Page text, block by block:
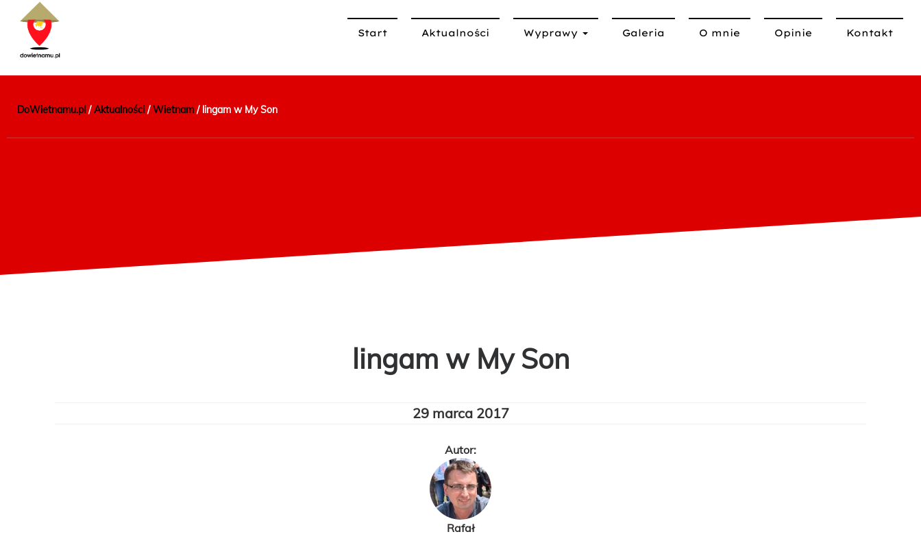
Start Aktualności Wyprawy Galeria O mnie Opinie Kontakt
DoWietnamu.pl /Aktualności /Wietnam / lingam w My Son
lingam w My Son
29 marca 2017
Autor:
Rafał